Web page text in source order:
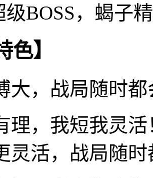
级BOSS，蝎子
色】
大，战局随时
理，我短我灵
灵活，战局随